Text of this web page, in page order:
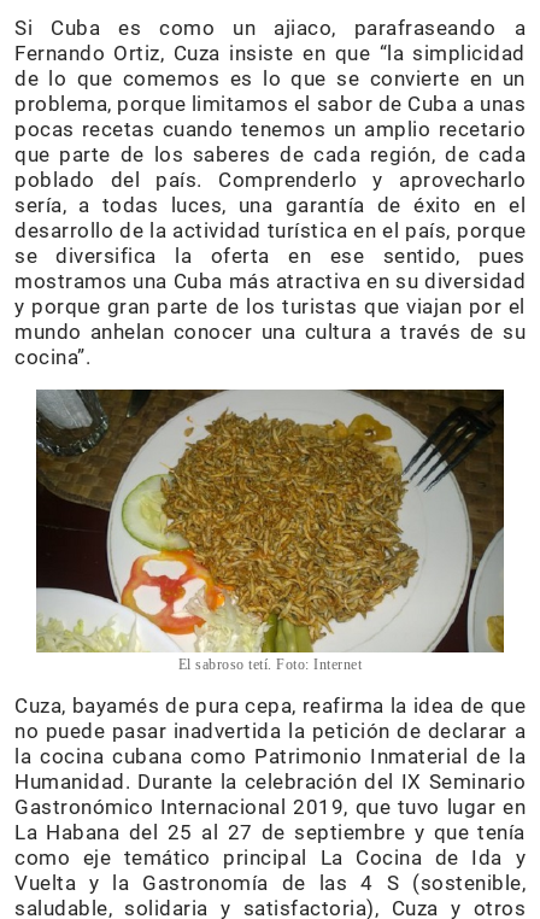
Si Cuba es como un ajiaco, parafraseando a
Fernando Ortiz, Cuza insiste en que “la simplicidad
de lo que comemos es lo que se convierte en un
problema, porque limitamos el sabor de Cuba a unas
pocas recetas cuando tenemos un amplio recetario
que parte de los saberes de cada región, de cada
poblado del país. Comprenderlo y aprovecharlo
sería, a todas luces, una garantía de éxito en el
desarrollo de la actividad turística en el país, porque
se diversifica la oferta en ese sentido, pues
mostramos una Cuba más atractiva en su diversidad
y porque gran parte de los turistas que viajan por el
mundo anhelan conocer una cultura a través de su
cocina”.
El sabroso tetí. Foto: Internet
Cuza, bayamés de pura cepa, reafirma la idea de que
no puede pasar inadvertida la petición de declarar a
la cocina cubana como Patrimonio Inmaterial de la
Humanidad. Durante la celebración del IX Seminario
Gastronómico Internacional 2019, que tuvo lugar en
La Habana del 25 al 27 de septiembre y que tenía
como eje temático principal La Cocina de Ida y
Vuelta y la Gastronomía de las 4 S (sostenible,
saludable, solidaria y satisfactoria), Cuza y otros